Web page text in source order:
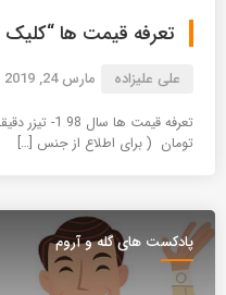
تعرفه قیمت ها “کلیک
علی علیزاده مارس 24, 2019
تومان ( برای اطلاع از جنس […]
پادکست های گله و آروم